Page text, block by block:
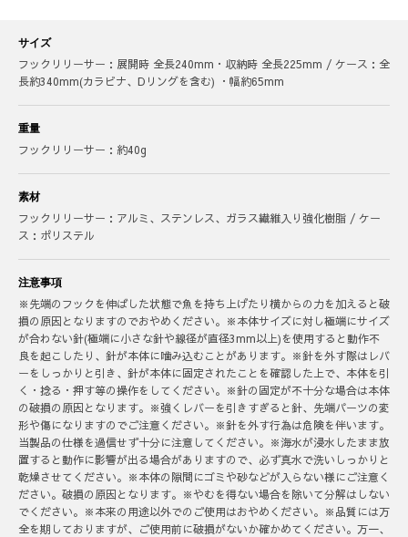
サイズ
フックリリーサー：展開時 全長240mm・収納時 全長225mm / ケース：全
長約340mm(カラビナ、Dリングを含む) ・幅約65mm
重量
フックリリーサー：約40g
素材
フックリリーサー：アルミ、ステンレス、ガラス繊維入り強化樹脂 / ケー
ス：ポリステル
注意事項
※先端のフックを伸ばした状態で魚を持ち上げたり横からの力を加えると破
損の原因となりますのでおやめください。※本体サイズに対し極端にサイズ
が合わない針(極端に小さな針や線径が直径3mm以上)を使用すると動作不
良を起こしたり、針が本体に噛み込むことがあります。※針を外す際はレバ
ーをしっかりと引き、針が本体に固定されたことを確認した上で、本体を引
く・捻る・押す等の操作をしてください。※針の固定が不十分な場合は本体
の破損の原因となります。※強くレバーを引きすぎると針、先端パーツの変
形や傷になりますのでご注意ください。※針を外す行為は危険を伴います。
当製品の仕様を過信せず十分に注意してください。※海水が浸水したまま放
置すると動作に影響が出る場合がありますので、必ず真水で洗いしっかりと
乾燥させてください。※本体の隙間にゴミや砂などが入らない様にご注意く
ださい。破損の原因となります。※やむを得ない場合を除いて分解はしない
でください。※本来の用途以外でのご使用はおやめください。※品質には万
全を期しておりますが、ご使用前に破損がないか確かめてください。万一、